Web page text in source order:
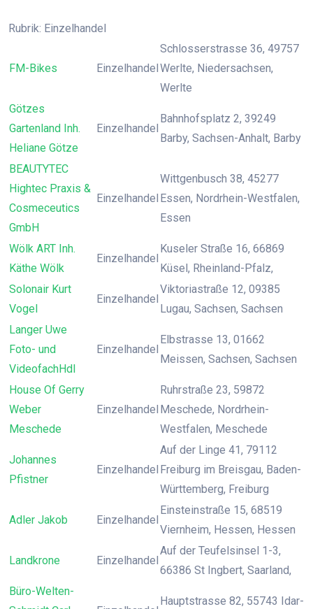
Rubrik: Einzelhandel
FM-Bikes Einzelhandel
Schlosserstrasse 36, 49757
Werlte, Niedersachsen,
Werlte
Götzes
Gartenland Inh.
Heliane Götze
Einzelhandel
Bahnhofsplatz 2, 39249
Barby, Sachsen-Anhalt, Barby
BEAUTYTEC
Hightec Praxis &
Cosmeceutics
GmbH
Einzelhandel
Wittgenbusch 38, 45277
Essen, Nordrhein-Westfalen,
Essen
Wölk ART Inh.
Käthe Wölk
Einzelhandel
Kuseler Straße 16, 66869
Küsel, Rheinland-Pfalz,
Solonair Kurt
Vogel
Einzelhandel
Viktoriastraße 12, 09385
Lugau, Sachsen, Sachsen
Langer Uwe
Foto- und
VideofachHdl
Einzelhandel
Elbstrasse 13, 01662
Meissen, Sachsen, Sachsen
House Of Gerry
Weber
Meschede
Einzelhandel
Ruhrstraße 23, 59872
Meschede, Nordrhein-
Westfalen, Meschede
Johannes
Pfistner
Einzelhandel
Auf der Linge 41, 79112
Freiburg im Breisgau, Baden-
Württemberg, Freiburg
Adler Jakob Einzelhandel
Einsteinstraße 15, 68519
Viernheim, Hessen, Hessen
Landkrone Einzelhandel
Auf der Teufelsinsel 1-3,
66386 St Ingbert, Saarland,
Büro-Welten-
Hauptstrasse 82, 55743 Idar-